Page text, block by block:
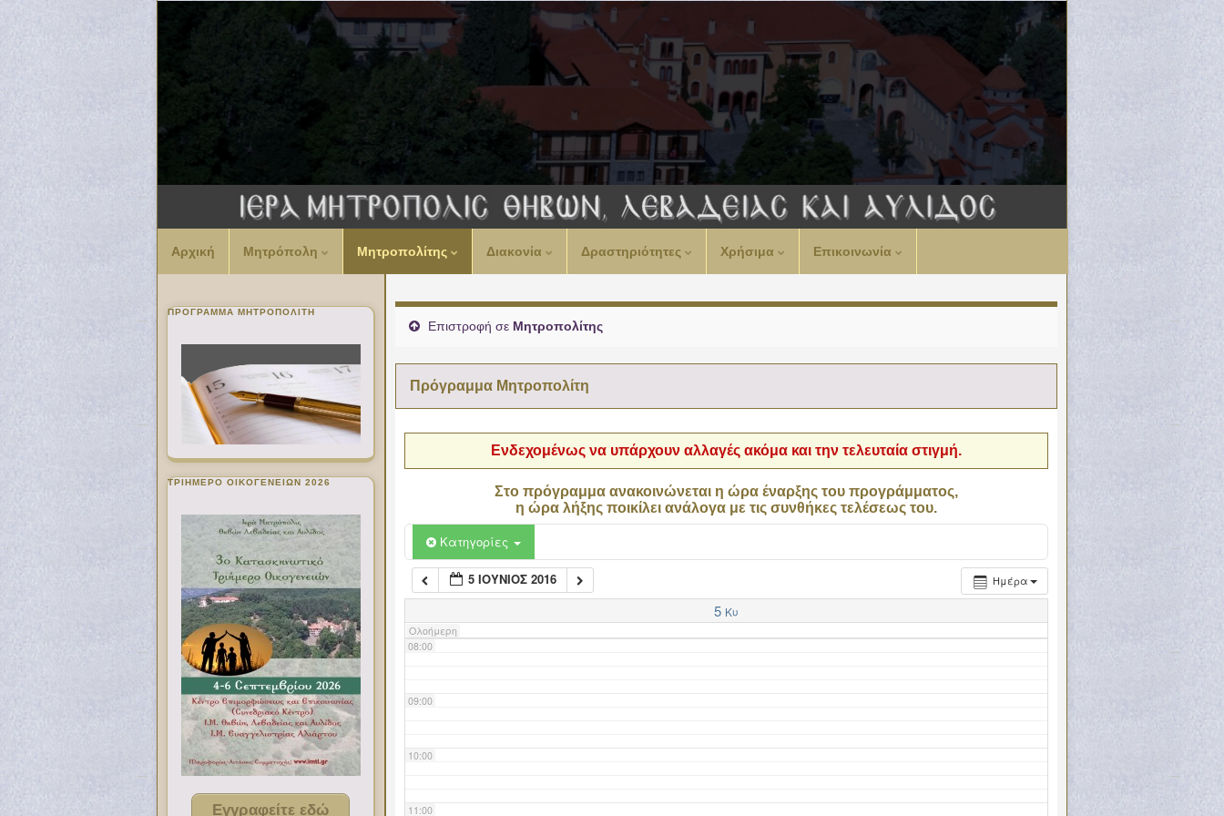
Αρχική Μητρόπολη Μητροπολίτης Διακονία Δραστηριότητες Χρήσιμα Επικοινωνία
Επιστροφή σε Μητροπολίτης
Πρόγραμμα Μητροπολίτη
Ενδεχομένως να υπάρχουν αλλαγές ακόμα και την τελευταία στιγμή.
Στο πρόγραμμα ανακοινώνεται η ώρα έναρξης του προγράμματος,
η ώρα λήξης ποικίλει ανάλογα με τις συνθήκες τελέσεως του.
Κατηγορίες
Ημέρα
5 ΙΟΎΝΙΟΣ 2016
5 Κυ
Ολοήμερη
00:00
02:00
06:00
07:00
08:00
09:00
10:00
11:00
ΠΡΌΓΡΑΜΜΑ ΜΗΤΡΟΠΟΛΊΤΗ
ΤΡΙΗΜΕΡΟ ΟΙΚΟΓΕΝΕΙΩΝ 2026
Εγγραφείτε εδώ